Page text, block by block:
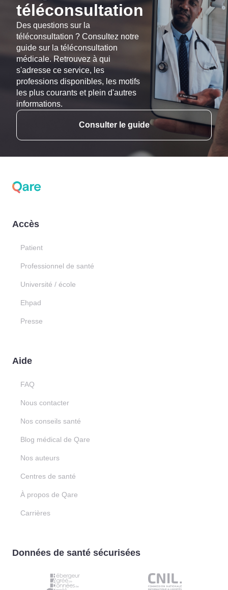
téléconsultation
Des questions sur la
téléconsultation ? Consultez notre
guide sur la téléconsultation
médicale. Retrouvez à qui
s'adresse ce service, les
professions disponibles, les motifs
les plus courants et plein d'autres
informations.
Consulter le guide
Accès
Patient
Professionnel de santé
Université / école
Ehpad
Presse
Aide
FAQ
Nous contacter
Nos conseils santé
Blog médical de Qare
Nos auteurs
Centres de santé
À propos de Qare
Carrières
Données de santé sécurisées